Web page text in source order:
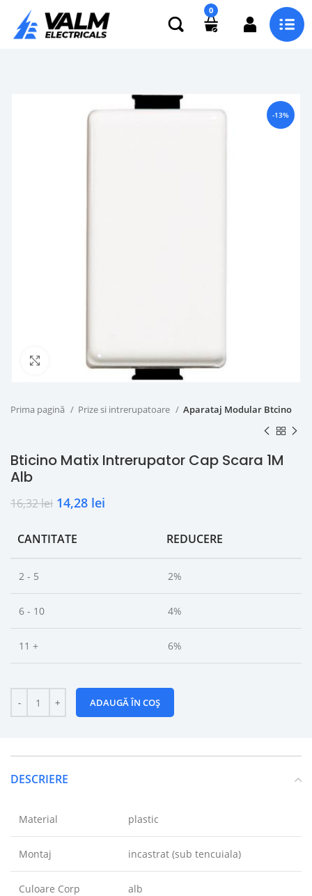
0
-13%
Click to enlarge
Prima pagină Prize si intrerupatoare Aparataj Modular Btcino
Bticino Matix Intrerupator Cap Scara 1M
Alb
16,32lei 14,28 lei
CANTITATE REDUCERE
2 - 5 2%
6 - 10 4%
11 + 6%
ADAUGĂ ÎN COȘ
DESCRIERE
Material plastic
Montaj incastrat (sub tencuiala)
Culoare Corp alb